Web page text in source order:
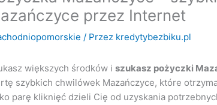
przez Internet
/ Przez kredytybezbiku.pl
większych środków iszukasz pożyczki
szybkich chwilówek Mazańczyce, które
parę kliknięć dzieli Cię od uzyskania